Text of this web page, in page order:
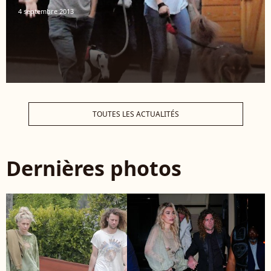
4 septembre 2013
TOUTES LES ACTUALITÉS
Dernières photos